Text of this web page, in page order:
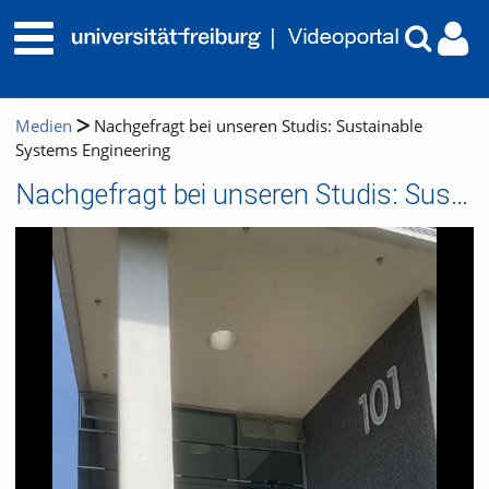
Medien
Nachgefragt bei unseren Studis: Sustainable
Systems Engineering
Nachgefragt bei unseren Studis: Sustainable Systems Engineering